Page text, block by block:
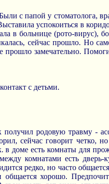
с папой у стоматолога,
успокоиться в
в больнице (рото-вирус),
сейчас прошло. Но
прошло замечательно.
с детьми.
родовую травму -
сейчас говорит четко,
доме есть комнаты для
комнатами есть дверь-
редко, но часто
хорошо.